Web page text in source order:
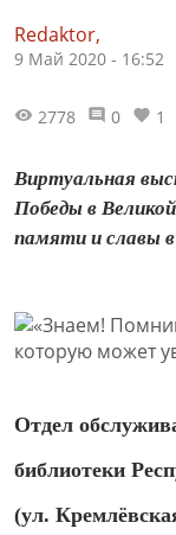
Redaktor,
9 Май 2020 - 16:52
2778 0 1
Виртуальная
Победы в
памяти и славы в
Отдел
библиотеки
(ул.